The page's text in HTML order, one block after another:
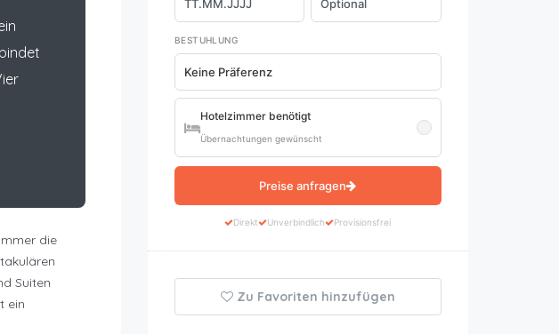
die
Suiten
ein
BESTUHLUNG
Hotelzimmer benötigt
Übernachtungen gewünscht
Preise anfragen
Direkt Unverbindlich Provisionsfrei
Zu Favoriten hinzufügen